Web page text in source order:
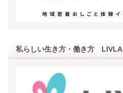
私らしい生き方・働き方 LIVLA